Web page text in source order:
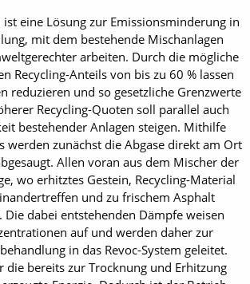
ist eine Lösung zur Emissionsminderung in
mit dem bestehende Mischanlagen
arbeiten. Durch die mögliche
Recycling-Anteils von bis zu 60 % lassen
reduzieren und so gesetzliche Grenzwerte
Recycling-Quoten soll parallel auch
bestehender Anlagen steigen. Mithilfe
werden zunächst die Abgase direkt am Ort
Allen voran aus dem Mischer der
wo erhitztes Gestein, Recycling-Material
und zu frischem Asphalt
dabei entstehenden Dämpfe weisen
auf und werden daher zur
in das Revoc-System geleitet.
die bereits zur Trocknung und Erhitzung